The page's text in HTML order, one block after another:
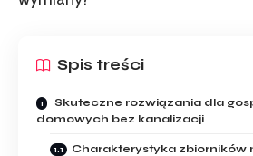
Spis treści
Skuteczne rozwiązania dla
domowych bez kanalizacji
Charakterystyka zbiorników